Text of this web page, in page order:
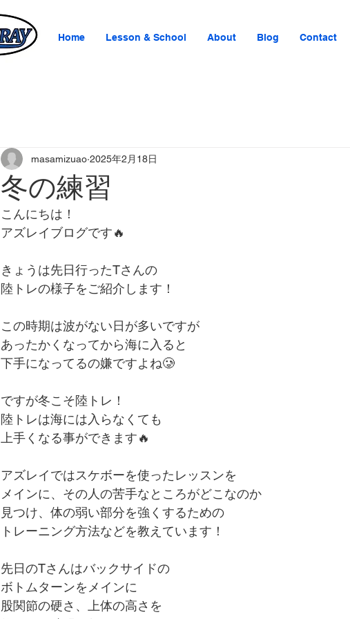
Home Lesson & School About Blog Contact
冬の練習
masamizuao 2025年2月18日
こんにちは！
アズレイブログです🔥
きょうは先日行ったTさんの
陸トレの様子をご紹介します！
この時期は波がない日が多いですが
あったかくなってから海に入ると
下手になってるの嫌ですよね🥲
ですが冬こそ陸トレ！
陸トレは海には入らなくても
上手くなる事ができます🔥
アズレイではスケボーを使ったレッスンを
メインに、その人の苦手なところがどこなのか
見つけ、体の弱い部分を強くするための
トレーニング方法などを教えています！
先日のTさんはバックサイドの
ボトムターンをメインに
股関節の硬さ、上体の高さを